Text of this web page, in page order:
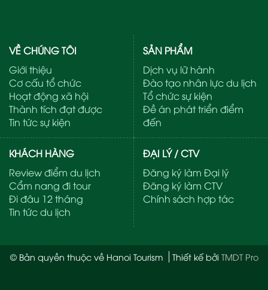
VỀ CHÚNG TÔI
Giới thiệu
Cơ cấu tổ chức
Hoạt động xã hội
Thành tích đạt được
Tin tức sự kiện
SẢN PHẨM
Dịch vụ lữ hành
Đào tạo nhân lực du lịch
Tổ chức sự kiện
Đề án phát triển điểm
đến
KHÁCH HÀNG
Review điểm du lịch
Cẩm nang đi tour
Đi đâu 12 tháng
Tin tức du lịch
ĐẠI LÝ / CTV
Đăng ký làm Đại lý
Đăng ký làm CTV
Chính sách hợp tác
© Bản quyền thuộc về Hanoi Tourism Thiết kế bởi TMDT Pro